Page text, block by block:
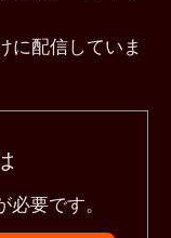
に配信していま
要です。